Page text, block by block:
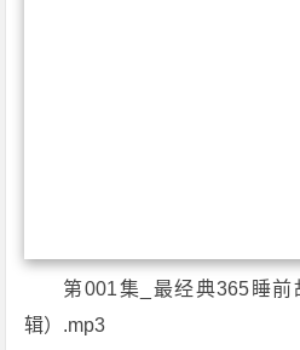
第001集_最经典365睡
辑）.mp3